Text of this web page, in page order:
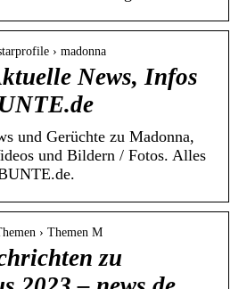
› madonna
News, Infos
und Gerüchte zu Madonna,
und Bildern / Fotos. Alles
› Themen M
zu